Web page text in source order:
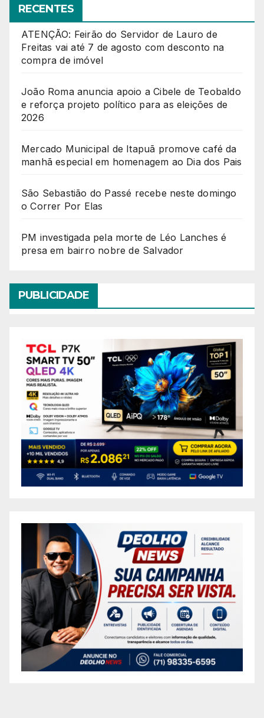
RECENTES
ATENÇÃO: Feirão do Servidor de Lauro de
Freitas vai até 7 de agosto com desconto na
compra de imóvel
João Roma anuncia apoio a Cibele de Teobaldo
e reforça projeto político para as eleições de
2026
Mercado Municipal de Itapuã promove café da
manhã especial em homenagem ao Dia dos Pais
São Sebastião do Passé recebe neste domingo
o Correr Por Elas
PM investigada pela morte de Léo Lanches é
presa em bairro nobre de Salvador
PUBLICIDADE